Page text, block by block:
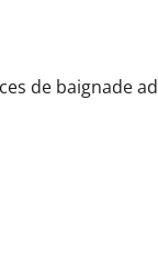
de baignade